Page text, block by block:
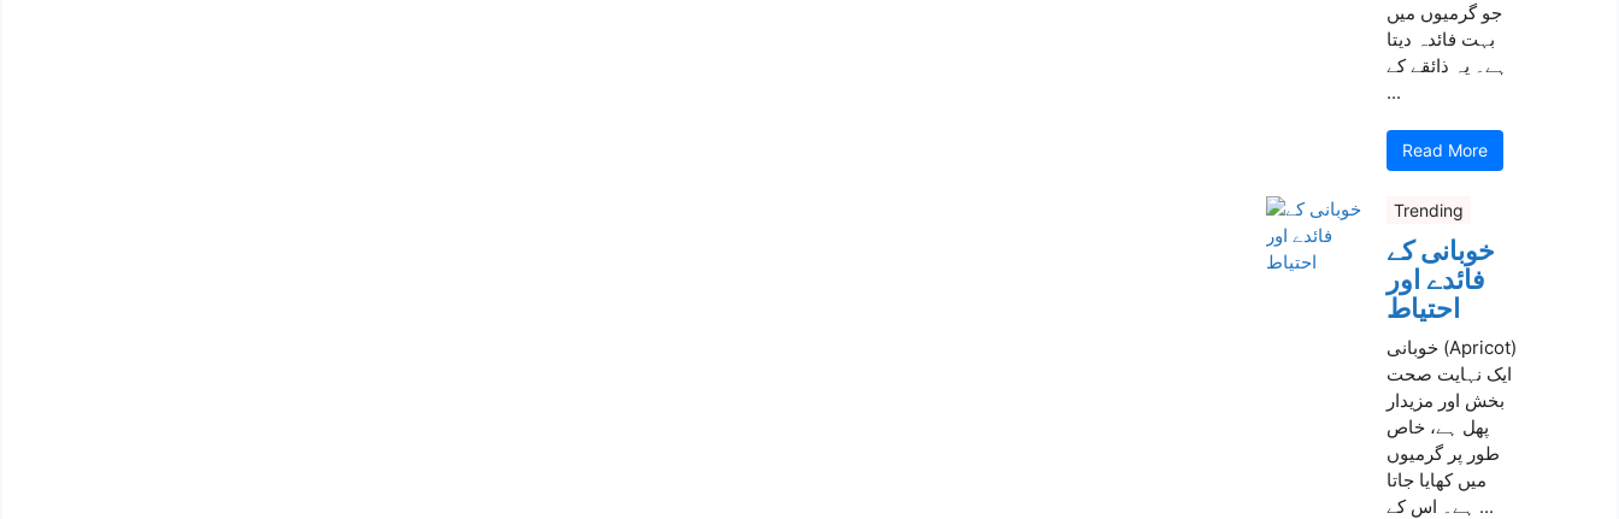
جو گرمیوں میں
بہت فائدہ دیتا
ہے۔ یہ ذائقے کے
...
Read More
Trending
خوبانی کے
فائدے اور
احتیاط
خوبانی (Apricot)
ایک نہایت صحت
بخش اور مزیدار
پھل ہے، خاص
طور پر گرمیوں
میں کھایا جاتا
ہے۔ اس کے ...